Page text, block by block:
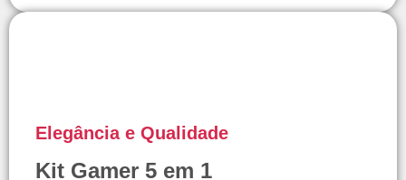
Elegância e Qualidade
Kit Gamer 5 em 1